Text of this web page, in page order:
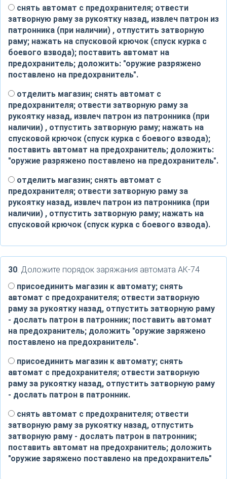
снять автомат с предохранителя; отвести
затворную раму за рукоятку назад, извлеч патрон из
патронника (при наличии) , отпустить затворную
раму; нажать на спусковой крючок (спуск курка с
боевого взвода); поставить автомат на
предохранитель; доложить: "оружие разряжено
поставлено на предохранитель".
отделить магазин; снять автомат с
предохранителя; отвести затворную раму за
рукоятку назад, извлеч патрон из патронника (при
наличии) , отпустить затворную раму; нажать на
спусковой крючок (спуск курка с боевого взвода);
поставить автомат на предохранитель; доложить:
"оружие разряжено поставлено на предохранитель".
отделить магазин; снять автомат с
предохранителя; отвести затворную раму за
рукоятку назад, извлеч патрон из патронника (при
наличии) , отпустить затворную раму; нажать на
спусковой крючок (спуск курка с боевого взвода).
30. Доложите порядок заряжания автомата АК-74
присоединить магазин к автомату; снять
автомат с предохранителя; отвести затворную
раму за рукоятку назад, отпустить затворную раму
- дослать патрон в патронник; поставить автомат
на предохранитель; доложить "оружие заряжено
поставлено на предохранитель".
присоединить магазин к автомату; снять
автомат с предохранителя; отвести затворную
раму за рукоятку назад, отпустить затворную раму
- дослать патрон в патронник.
снять автомат с предохранителя; отвести
затворную раму за рукоятку назад, отпустить
затворную раму - дослать патрон в патронник;
поставить автомат на предохранитель; доложить
"оружие заряжено поставлено на предохранитель"